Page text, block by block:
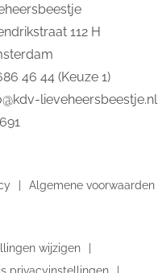
112 H
46 44 (Keuze 1)
lieveheersbeestje.nl
Algemene voorwaarden
wijzigen